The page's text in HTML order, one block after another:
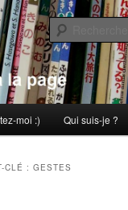
à la page
moi :) Qui suis-je ?
CLÉ :GESTES